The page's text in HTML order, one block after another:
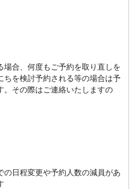
定です
ます
申請ください
特別版「3つ星」宿選出
foreign nationals residing in
be made with advance
is made with on-site
as a reservation with credit
便利な場所！
場合、何度もご予約を取り直しを
ちを検討予約される等の場合は予
。その際はご連絡いたしますの
の日程変更や予約人数の減員があ